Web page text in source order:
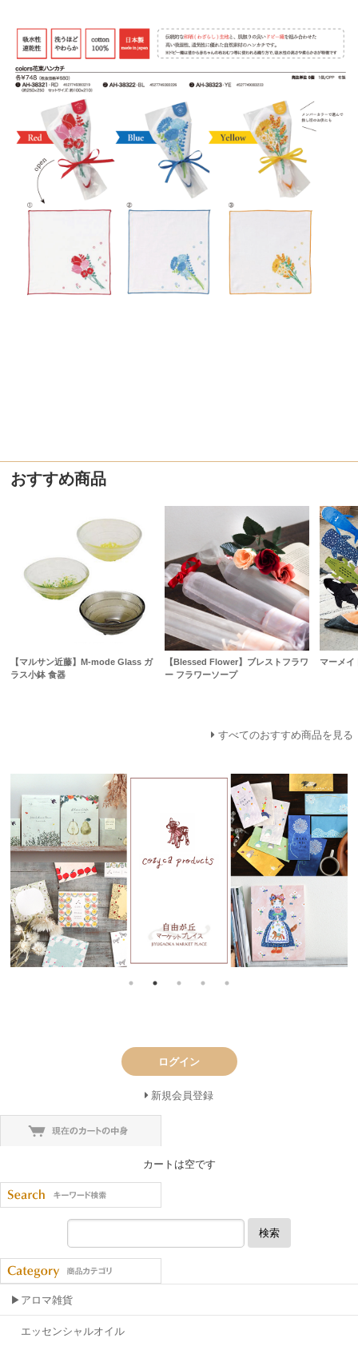
おすすめ商品
【マルサン近藤】M-mode Glass ガ
ラス小鉢 食器
【Blessed Flower】ブレストフラワ
ー フラワーソープ
マーメイ
すべてのおすすめ商品を見る
ログイン
新規会員登録
カートは空です
検索
▶アロマ雑貨
エッセンシャルオイル